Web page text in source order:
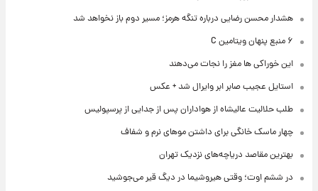
هشدار محسن رضایی درباره تنگه هرمز؛ مسیر دوم باز نخواهد شد
۶ منبع پنهان ویتامین C
این خوراکی ها مغز را نجات می‌دهند
استایل عجیب صابر ابر وایرال شد + عکس
طلب حلالیت عالیشاه از هواداران پس از جدایی از پرسپولیس
چهار ماسک خانگی برای داشتن موهای نرم و شفاف
بهترین مقاصد دریاچه‌های نزدیک تهران
در ششم اوت؛ وقتی هیروشیما در دیگ قیر می‌جوشید